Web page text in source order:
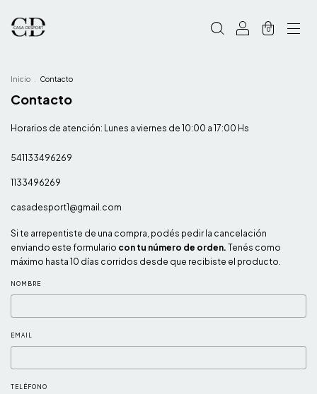
0
Inicio Contacto
Contacto
Horarios de atención: Lunes a viernes de 10:00 a 17:00 Hs
541133496269
1133496269
casadesport1@gmail.com
Si te arrepentiste de una compra, podés pedir la cancelación
enviando este formulario con tu número de orden. Tenés como
máximo hasta 10 días corridos desde que recibiste el producto.
NOMBRE
EMAIL
TELÉFONO